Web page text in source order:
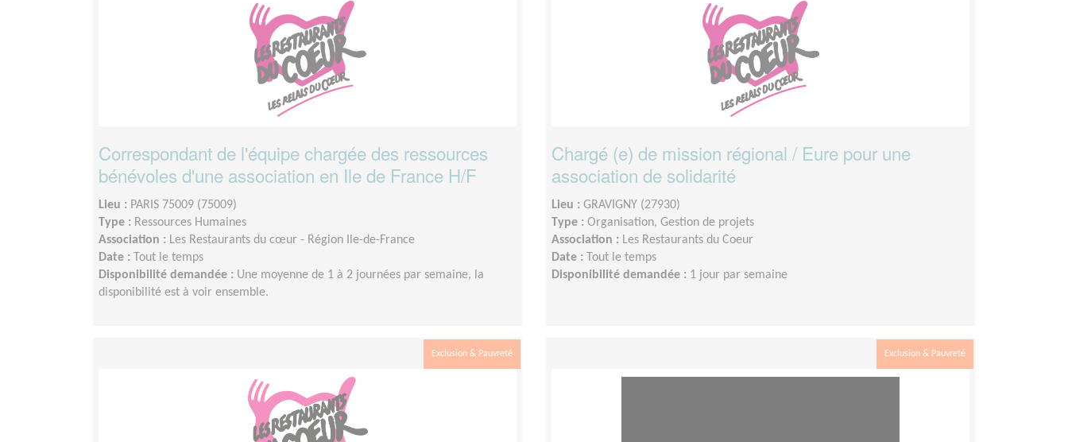
Si besoin, la mission pourra également être partagée avec un binôme, afin de
faciliter son organisation et d’assurer une continuité dans le suivi.
Correspondant de l'équipe chargée des ressources
bénévoles d'une association en Ile de France H/F
Lieu : PARIS 75009 (75009)
Type : Ressources Humaines
Association : Les Restaurants du cœur - Région Ile-de-France
Date :
Tout le temps
Disponibilité demandée : Une moyenne de 1 à 2 journées par semaine, la
disponibilité est à voir ensemble.
Chargé (e) de mission régional / Eure pour une
association de solidarité
Lieu : GRAVIGNY (27930)
Type : Organisation, Gestion de projets
Association : Les Restaurants du Coeur
Date :
Tout le temps
Disponibilité demandée : 1 jour par semaine
Exclusion & Pauvreté Exclusion & Pauvreté